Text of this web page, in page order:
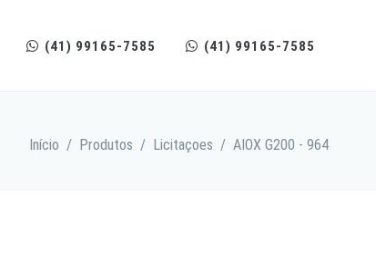
(41) 99165-7585 (41) 99165-7585
Início / Produtos / Licitaçoes / AIOX G200 - 964